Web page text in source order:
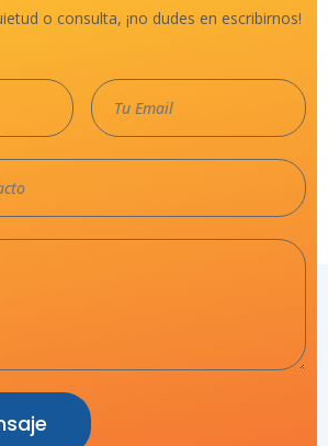
o consulta, ¡no dudes en escribirnos!